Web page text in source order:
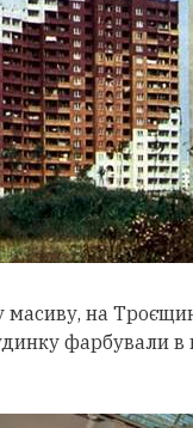
масиву, на
фарбували